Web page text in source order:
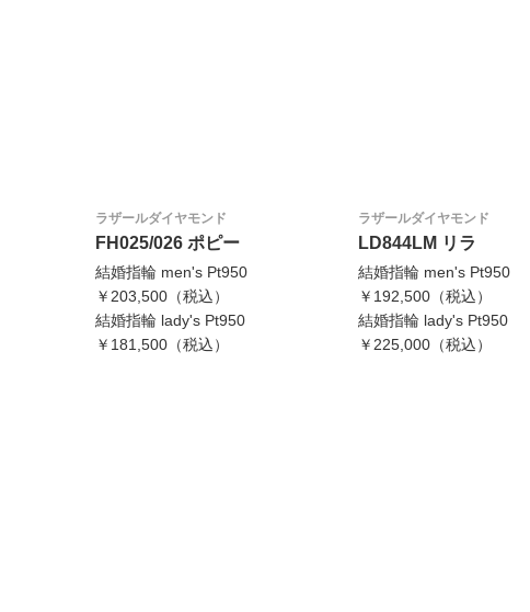
ラザールダイヤモンド
FH025/026 ポピー
結婚指輪 men's Pt950
￥203,500（税込）
結婚指輪 lady's Pt950
￥181,500（税込）
ラザールダイヤモンド
LD844LM リラ
結婚指輪 men's Pt950
￥192,500（税込）
結婚指輪 lady's Pt950
￥225,000（税込）